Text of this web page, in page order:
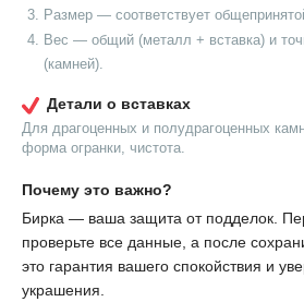
Размер — соответствует
Вес — общий (металл + вставка) и
(камней).
Детали о вставках
Для драгоценных и полудрагоценных
форма огранки, чистота.
Почему это важно?
Бирка — ваша защита от подделок.
проверьте все данные, а после
это гарантия вашего спокойствия и
украшения.